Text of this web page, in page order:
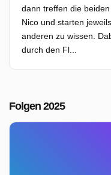
dann treffen die
Nico und starten
anderen zu wissen.
durch den Fl...
Folgen 2025